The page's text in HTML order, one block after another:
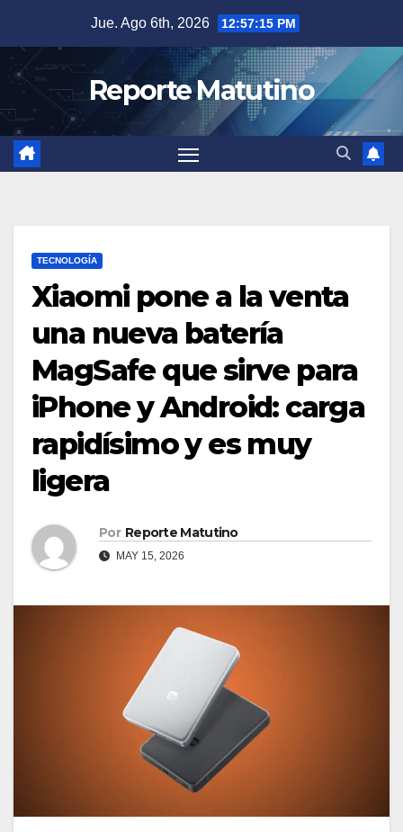
contenido
Jue. Ago 6th, 2026 12:57:16 PM
Reporte Matutino
TECNOLOGÍA
Xiaomi pone a la venta
una nueva batería
MagSafe que sirve para
iPhone y Android: carga
rapidísimo y es muy
ligera
Por Reporte Matutino
MAY 15, 2026